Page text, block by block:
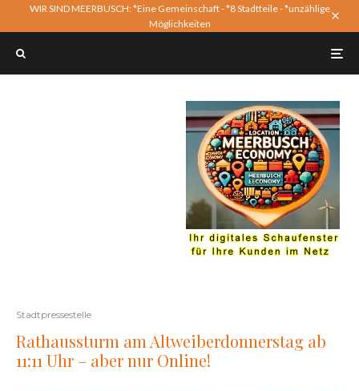
WIR SIND MEERBUSCH: *Eine Gemeinschaft - *8 Stadtteile - *unzählige
Möglichkeiten
Stadtpressestelle
Rathaussturm am Altweiberdonnerstag ab
11:11 Uhr – aber nur Online!